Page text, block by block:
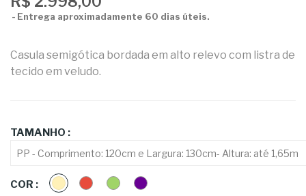
Entrega aproximadamente 60 dias úteis.
Casula semigótica bordada em alto relevo com listra de
tecido em veludo.
TAMANHO :
COR : CREMEVERMELHO
VERDEROXA